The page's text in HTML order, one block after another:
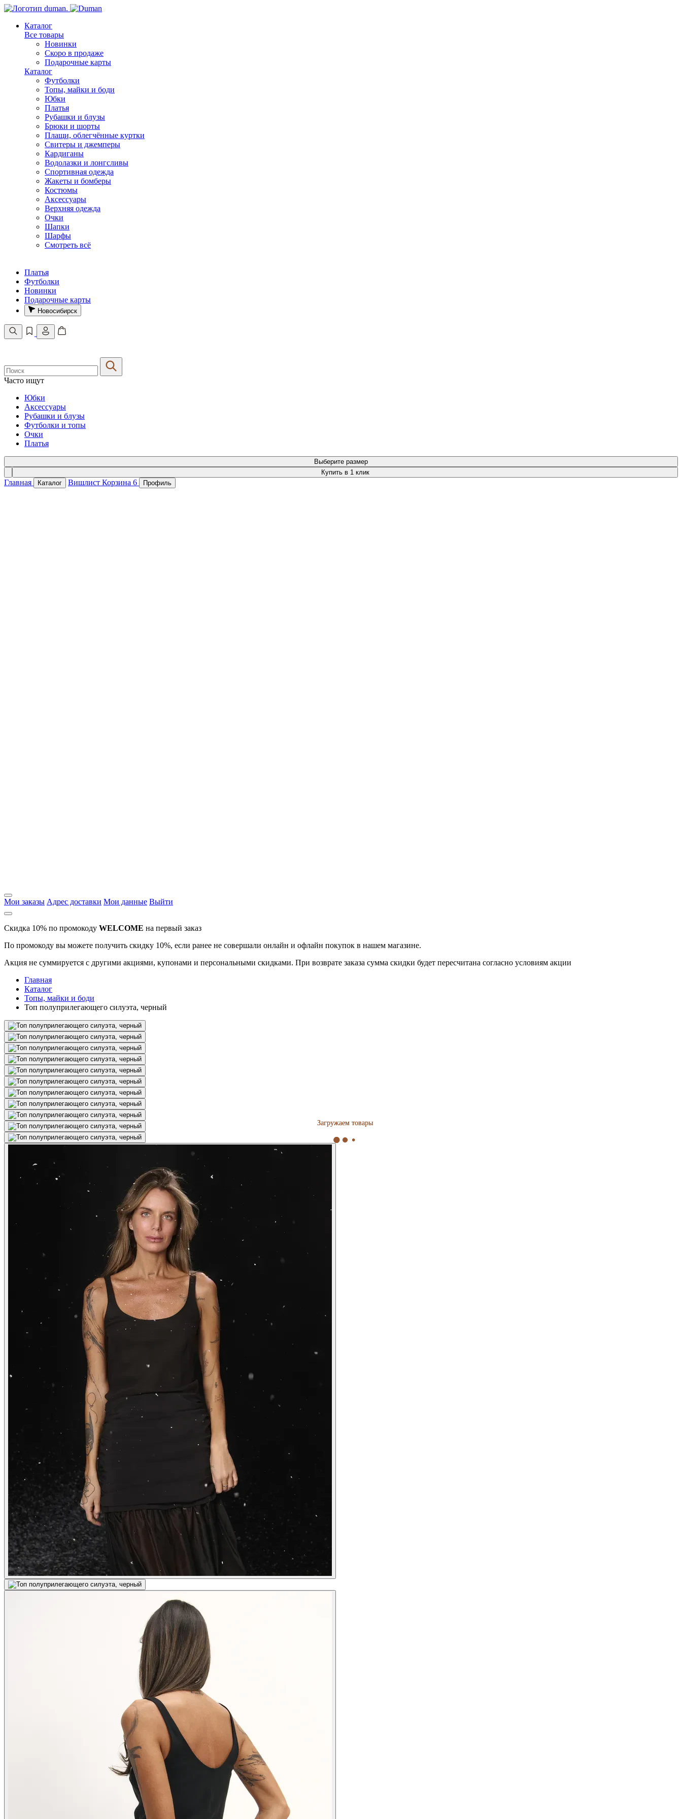
Каталог
Все товары
Новинки
Скоро в продаже
Подарочные карты
Каталог
Футболки
Топы, майки и боди
Юбки
Платья
Рубашки и блузы
Брюки и шорты
Плащи, облегчённые куртки
Свитеры и джемперы
Кардиганы
Водолазки и лонгсливы
Спортивная одежда
Жакеты и бомберы
Костюмы
Аксессуары
Верхняя одежда
Очки
Шапки
Шарфы
Смотреть всё
Платья
Футболки
Новинки
Подарочные карты
Новосибирск
Часто ищут
Юбки
Аксессуары
Рубашки и блузы
Футболки и топы
Очки
Платья
Выберите размер
Купить в 1 клик
Главная Каталог Вишлист Корзина 6 Профиль
Мои заказы Адрес доставки Мои данные Выйти
Скидка 10% по промокоду WELCOME на первый заказ
По промокоду вы можете получить скидку 10%, если ранее не совершали онлайн и офлайн покупок в нашем магазине.
Акция не суммируется с другими акциями, купонами и персональными скидками. При возврате заказа сумма скидки будет пересчитана согласно условиям акции
Главная
Каталог
Топы, майки и боди
Топ полуприлегающего силуэта, черный
Загружаем товары
Загружаем товары